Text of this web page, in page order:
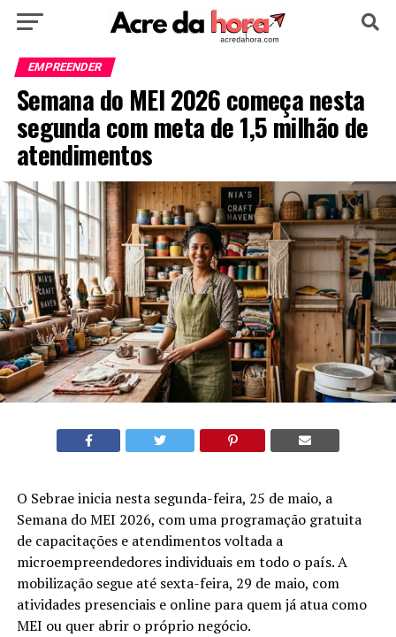
HOME
EDUCAÇÃO NOTÍCIA MUNDO
EMPREENDER
Semana do MEI 2026 começa nesta
segunda com meta de 1,5 milhão de
atendimentos
O Sebrae inicia nesta segunda-feira, 25 de maio, a
Semana do MEI 2026, com uma programação gratuita
de capacitações e atendimentos voltada a
microempreendedores individuais em todo o país. A
mobilização segue até sexta-feira, 29 de maio, com
atividades presenciais e online para quem já atua como
MEI ou quer abrir o próprio negócio.